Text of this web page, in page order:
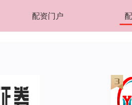
配资门户